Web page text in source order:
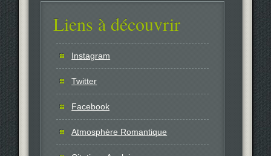
Liens à découvrir
Instagram
Twitter
Facebook
Atmosphère Romantique